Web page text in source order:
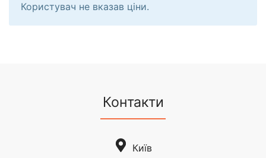
Користувач не вказав ціни.
Контакти
Київ